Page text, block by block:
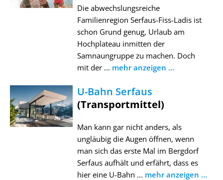
Die abwechslungsreiche
Familienregion Serfaus-Fiss-Ladis ist
schon Grund genug, Urlaub am
Hochplateau inmitten der
Samnaungruppe zu machen. Doch
mit der ... mehr anzeigen ...
U-Bahn Serfaus
(Transportmittel)
Man kann gar nicht anders, als
ungläubig die Augen öffnen, wenn
man sich das erste Mal im Bergdorf
Serfaus aufhält und erfährt, dass es
hier eine U-Bahn ... mehr anzeigen ...